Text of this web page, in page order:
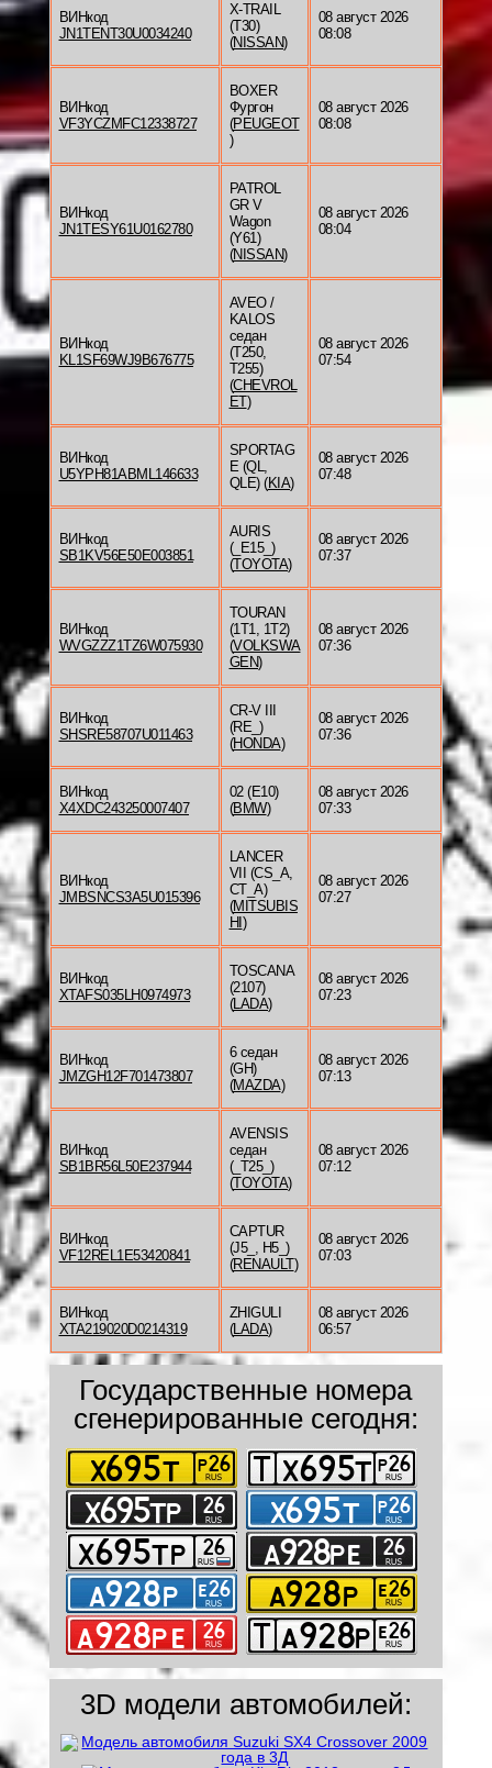
ВИНкод
JN1TENT30U0034240
X-TRAIL
(T30)
(NISSAN)
08 август 2026
08:08
ВИНкод
VF3YCZMFC12338727
BOXER
Фургон
(PEUGEOT
)
08 август 2026
08:08
ВИНкод
JN1TESY61U0162780
PATROL
GR V
Wagon
(Y61)
(NISSAN)
08 август 2026
08:04
ВИНкод
KL1SF69WJ9B676775
AVEO /
KALOS
седан
(T250,
T255)
(CHEVROL
ET)
08 август 2026
07:54
ВИНкод
U5YPH81ABML146633
SPORTAG
E (QL,
QLE) (KIA)
08 август 2026
07:48
ВИНкод
SB1KV56E50E003851
AURIS
(_E15_)
(TOYOTA)
08 август 2026
07:37
ВИНкод
WVGZZZ1TZ6W075930
TOURAN
(1T1, 1T2)
(VOLKSWA
GEN)
08 август 2026
07:36
ВИНкод
SHSRE58707U011463
CR-V III
(RE_)
(HONDA)
08 август 2026
07:36
ВИНкод
X4XDC243250007407
02 (E10)
(BMW)
08 август 2026
07:33
ВИНкод
JMBSNCS3A5U015396
LANCER
VII (CS_A,
CT_A)
(MITSUBIS
HI )
08 август 2026
07:27
ВИНкод
XTAFS035LH0974973
TOSCANA
(2107)
(LADA)
08 август 2026
07:23
ВИНкод
JMZGH12F701473807
6 седан
(GH)
(MAZDA)
08 август 2026
07:13
ВИНкод
SB1BR56L50E237944
AVENSIS
седан
(_T25_)
(TOYOTA)
08 август 2026
07:12
ВИНкод
VF12REL1E53420841
CAPTUR
(J5_, H5_)
(RENAULT)
08 август 2026
07:03
ВИНкод
XTA219020D0214319
ZHIGULI
(LADA)
08 август 2026
06:57
Государственные номера
сгенерированные сегодня:
3D модели автомобилей: